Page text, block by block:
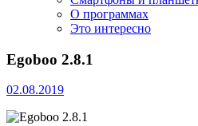
О программах
Это интересно
Egoboo 2.8.1
02.08.2019